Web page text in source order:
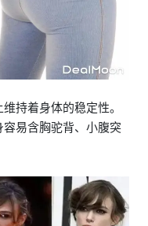
持着身体的稳定性。
易含胸驼背、小腹突